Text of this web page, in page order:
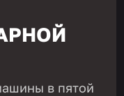
в пятой